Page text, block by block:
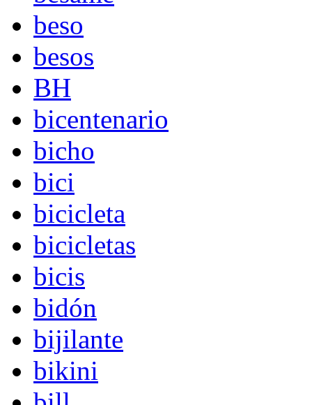
beso
besos
BH
bicentenario
bicho
bici
bicicleta
bicicletas
bicis
bidón
bijilante
bikini